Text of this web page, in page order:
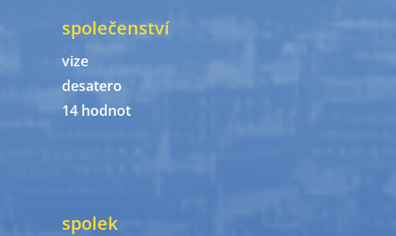
společenství
vize
desatero
14 hodnot
spolek